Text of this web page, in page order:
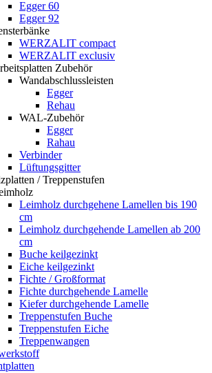
Egger 60
Egger 92
WERZALIT compact
WERZALIT exclusiv
Zubehör
Wandabschlussleisten
Egger
Rehau
WAL-Zubehör
Egger
Rahau
Verbinder
Lüftungsgitter
/ Treppenstufen
Leimholz durchgehene Lamellen bis 190
cm
Leimholz durchgehende Lamellen ab 200
cm
Buche keilgezinkt
Eiche keilgezinkt
Fichte / Großformat
Fichte durchgehende Lamelle
Kiefer durchgehende Lamelle
Treppenstufen Buche
Treppenstufen Eiche
Treppenwangen